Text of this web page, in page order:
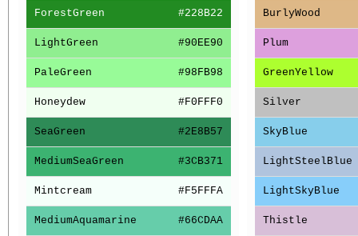
ForestGreen #228B22
LightGreen #90EE90
PaleGreen #98FB98
Honeydew #F0FFF0
SeaGreen #2E8B57
MediumSeaGreen #3CB371
Mintcream #F5FFFA
MediumAquamarine #66CDAA
BurlyWood
Plum
GreenYellow
Silver
SkyBlue
LightSteelBlue
LightSkyBlue
Thistle